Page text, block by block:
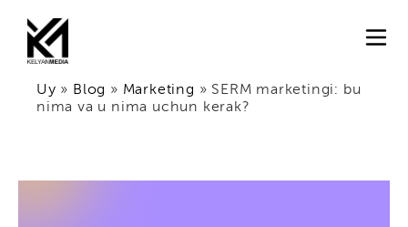
Uy » Blog » Marketing » SERM marketingi: bu
nima va u nima uchun kerak?